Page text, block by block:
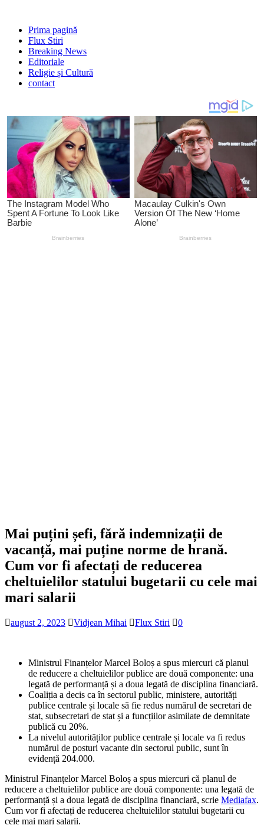
Prima pagină
Flux Stiri
Breaking News
Editoriale
Religie și Cultură
contact
Mai puțini șefi, fără indemnizații de
vacanță, mai puține norme de hrană.
Cum vor fi afectați de reducerea
cheltuielilor statului bugetarii cu cele mai
mari salarii
august 2, 2023 Vidjean Mihai Flux Stiri 0
Ministrul Finanțelor Marcel Boloș a spus miercuri că planul
de reducere a cheltuielilor publice are două componente: una
legată de performanță și a doua legată de disciplina financiară.
Coaliția a decis ca în sectorul public, ministere, autorități
publice centrale și locale să fie redus numărul de secretari de
stat, subsecretari de stat și a funcțiilor asimilate de demnitate
publică cu 20%.
La nivelul autorităților publice centrale și locale va fi redus
numărul de posturi vacante din sectorul public, sunt în
evidență 204.000.
Ministrul Finanțelor Marcel Boloș a spus miercuri că planul de
reducere a cheltuielilor publice are două componente: una legată de
performanță și a doua legată de disciplina financiară, scrie Mediafax.
Cum vor fi afectați de reducerea cheltuielilor statului bugetarii cu
cele mai mari salarii.